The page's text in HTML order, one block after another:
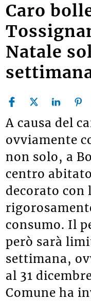
Caro
Natale
A causa del
ovviamente
non solo, a
centro
decorato con
consumo. Il
però sarà
settimana,
al 31
Comune ha